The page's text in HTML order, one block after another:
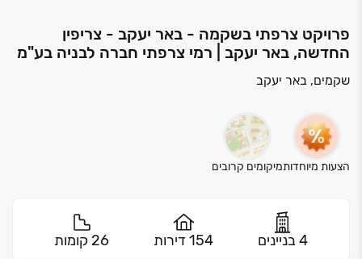
פרויקט צרפתי בשקמה - באר יעקב - צריפין
החדשה, באר יעקב | רמי צרפתי חברה לבניה בע"מ
שקמים, באר יעקב
הצעות מיוחדותמיקומים קרובים
4 בניינים 154 דירות 26 קומות